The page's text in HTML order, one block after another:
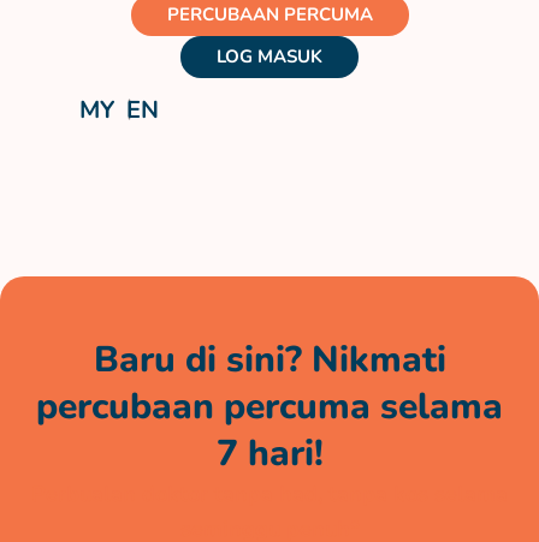
PERCUBAAN PERCUMA
LOG MASUK
MY EN
Baru di sini? Nikmati
percubaan percuma selama
7 hari!